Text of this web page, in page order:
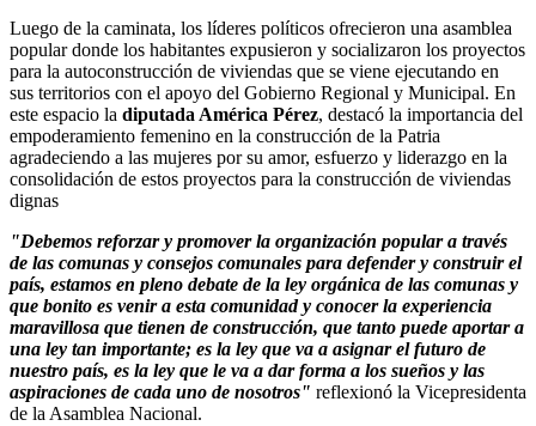
Luego de la caminata, los líderes políticos ofrecieron una asamblea
popular donde los habitantes expusieron y socializaron los proyectos
para la autoconstrucción de viviendas que se viene ejecutando en
sus territorios con el apoyo del Gobierno Regional y Municipal. En
este espacio la diputada América Pérez, destacó la importancia del
empoderamiento femenino en la construcción de la Patria
agradeciendo a las mujeres por su amor, esfuerzo y liderazgo en la
consolidación de estos proyectos para la construcción de viviendas
dignas
"Debemos reforzar y promover la organización popular a través
de las comunas y consejos comunales para defender y construir el
país, estamos en pleno debate de la ley orgánica de las comunas y
que bonito es venir a esta comunidad y conocer la experiencia
maravillosa que tienen de construcción, que tanto puede aportar a
una ley tan importante; es la ley que va a asignar el futuro de
nuestro país, es la ley que le va a dar forma a los sueños y las
aspiraciones de cada uno de nosotros" reflexionó la Vicepresidenta
de la Asamblea Nacional.